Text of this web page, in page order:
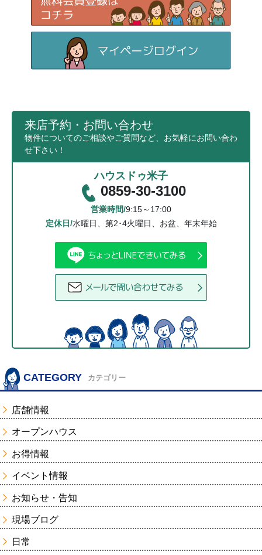
来店予約・お問い合わせ
物件についてのご相談やご質問など、お気軽にお問い合わ
せ下さい！
ハウスドゥ米子
0859-30-3100
営業時間/9:15～17:00
定休日/水曜日、第2･4火曜日、お盆、年末年始
CATEGORY カテゴリー
店舗情報
オープンハウス
お得情報
イベント情報
お知らせ・告知
現場ブログ
日常